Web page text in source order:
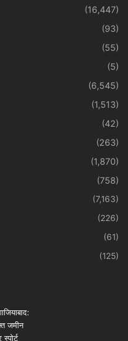
(16,447)
(93)
(55)
(5)
(6,545)
(1,513)
(42)
(263)
(1,870)
(758)
(7,163)
(226)
(61)
(125)